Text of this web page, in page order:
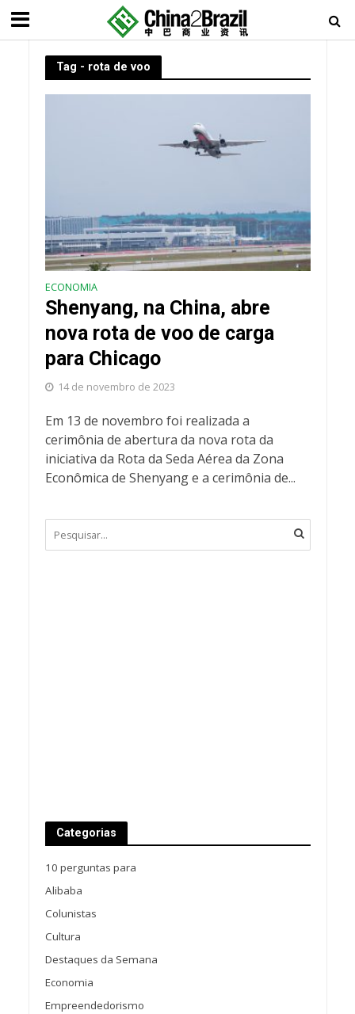
Tag - rota de voo
ECONOMIA
Shenyang, na China, abre
nova rota de voo de carga
para Chicago
14 de novembro de 2023
Em 13 de novembro foi realizada a
cerimônia de abertura da nova rota da
iniciativa da Rota da Seda Aérea da Zona
Econômica de Shenyang e a cerimônia de...
Categorias
10 perguntas para
Alibaba
Colunistas
Cultura
Destaques da Semana
Economia
Empreendedorismo